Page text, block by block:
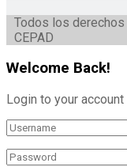
Todos los
CEPAD
Welcome Back!
Login to your